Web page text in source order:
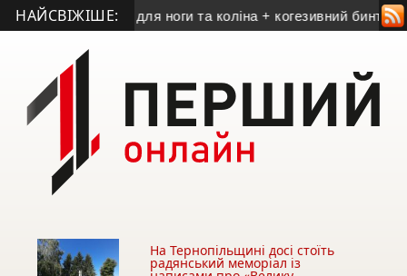
НАЙСВІЖІШЕ:
як вибрати для ноги та коліна + когезивний бинт • На
На Тернопільщині досі стоїть
радянський меморіал із